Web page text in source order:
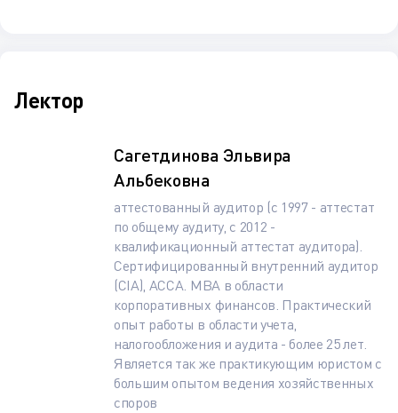
Лектор
Сагетдинова Эльвира
Альбековна
аттестованный аудитор (c 1997 - аттестат
по общему аудиту, c 2012 -
квалификационный аттестат аудитора).
Сертифицированный внутренний аудитор
(CIA), АССА. MBA в области
корпоративных финансов. Практический
опыт работы в области учета,
налогообложения и аудита - более 25 лет.
Является так же практикующим юристом с
большим опытом ведения хозяйственных
споров